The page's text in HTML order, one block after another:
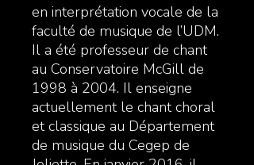
en interprétation vocale de la
faculté de musique de l’UDM.
Il a été professeur de chant
au Conservatoire McGill de
1998 à 2004. Il enseigne
actuellement le chant choral
et classique au Département
de musique du Cegep de